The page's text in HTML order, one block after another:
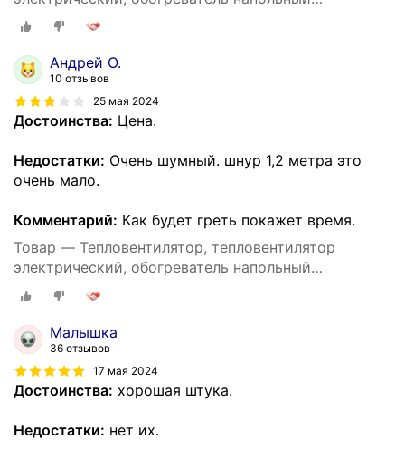
настольный, 2000 Вт, для дома, регулировка
температуры
Андрей О.
10 отзывов
25 мая 2024
Достоинства: Цена.
Недостатки: Очень шумный. шнур 1,2 метра это
очень мало.
Комментарий: Как будет греть покажет время.
Товар — Тепловентилятор, тепловентилятор
электрический, обогреватель напольный
настольный, 2000 Вт, для дома, регулировка
температуры
Малышка
36 отзывов
17 мая 2024
Достоинства: хорошая штука.
Недостатки: нет их.